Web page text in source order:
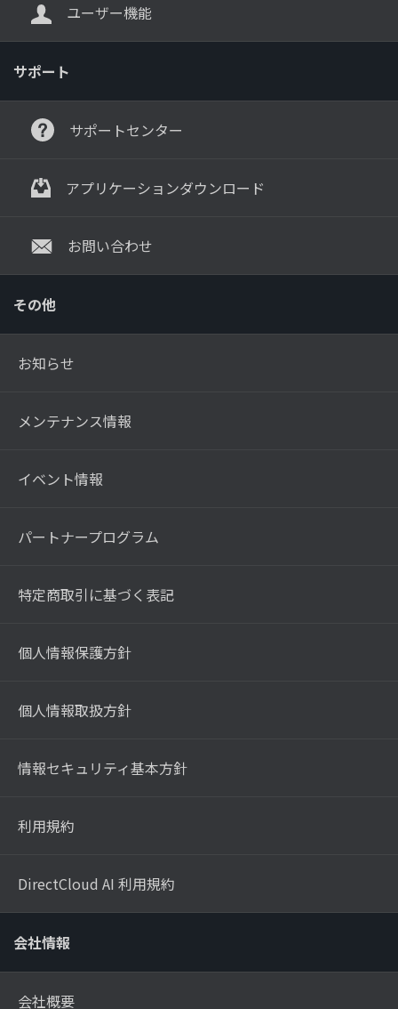
ユーザー機能
サポート
サポートセンター
アプリケーションダウンロード
お問い合わせ
その他
お知らせ
メンテナンス情報
イベント情報
パートナープログラム
特定商取引に基づく表記
個人情報保護方針
個人情報取扱方針
情報セキュリティ基本方針
利用規約
DirectCloud AI 利用規約
会社情報
会社概要